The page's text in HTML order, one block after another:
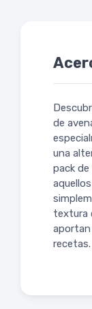
de
una
pack
textura
recetas.